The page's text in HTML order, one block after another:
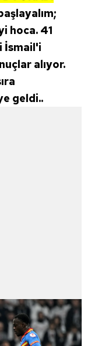
hoca. 41
İsmail'i
alıyor.
geldi..